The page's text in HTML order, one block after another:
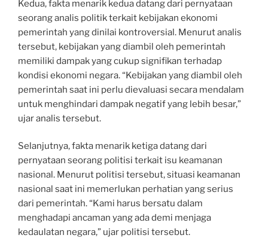
Kedua, fakta menarik kedua datang dari pernyataan
seorang analis politik terkait kebijakan ekonomi
pemerintah yang dinilai kontroversial. Menurut analis
tersebut, kebijakan yang diambil oleh pemerintah
memiliki dampak yang cukup signifikan terhadap
kondisi ekonomi negara. “Kebijakan yang diambil oleh
pemerintah saat ini perlu dievaluasi secara mendalam
untuk menghindari dampak negatif yang lebih besar,”
ujar analis tersebut.
Selanjutnya, fakta menarik ketiga datang dari
pernyataan seorang politisi terkait isu keamanan
nasional. Menurut politisi tersebut, situasi keamanan
nasional saat ini memerlukan perhatian yang serius
dari pemerintah. “Kami harus bersatu dalam
menghadapi ancaman yang ada demi menjaga
kedaulatan negara,” ujar politisi tersebut.